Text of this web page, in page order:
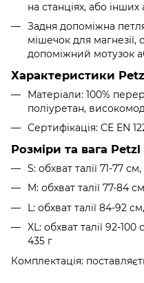
на станціях, або інших
Задня допоміжна
мішечок для магнезії,
допоміжний мотузок
Характеристики
Матеріали: 100%
поліуретан,
Сертифікація: CE EN
Розміри та вага
S: обхват талії 71-77
M: обхват талії 77-84
L: обхват талії 84-92
XL: обхват талії 92-
435 г
Комплектація: